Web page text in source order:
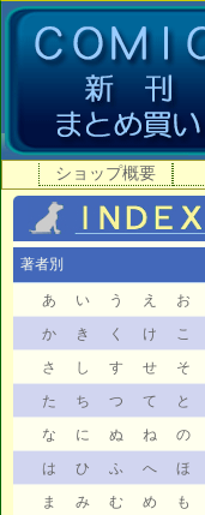
ショップ概要
著者別
あ い う え
お
か
き く け
こ
さ
し す せ
そ
た
ち つ て
と
な
に ぬ ね
の
は
ひ ふ へ
ほ
ま
み む め
も